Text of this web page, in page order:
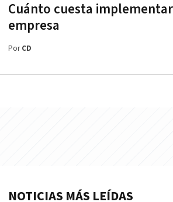
Cuánto cuesta
empresa
PorCD
NOTICIAS MÁS LEÍDAS